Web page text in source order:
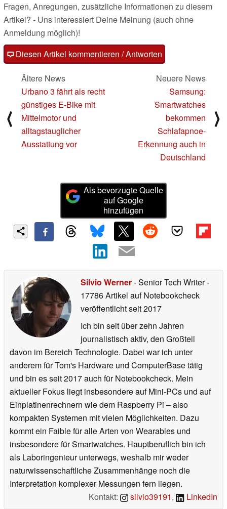
Fragen, Anregungen, zusätzliche Informationen zu diesem
Artikel? - Uns interessiert Deine Meinung (auch ohne
Anmeldung möglich)!
Diesen Artikel kommentieren / Antworten
⟨
Ältere News
Urbano 3 fährt als recht
günstiges E-Bike mit
Mittelmotor und
alltagstauglicher
Ausstattung vor
Neuere News
Samsung:
Smartwatches
bekommen
Schlafapnoe-
Erkennung auch in
Deutschland
⟩
Als bevorzugte Quelle
auf Google
hinzufügen
Silvio Werner- Senior Tech Writer-
17786 Artikel auf Notebookcheck
veröffentlichtseit 2017
Ich bin seit über zehn Jahren
journalistisch aktiv, den Großteil
davon im Bereich Technologie. Dabei war ich unter
anderem für Tom's Hardware und ComputerBase tätig
und bin es seit 2017 auch für Notebookcheck. Mein
aktueller Fokus liegt insbesondere auf Mini-PCs und auf
Einplatinenrechnern wie dem Raspberry Pi – also
kompakten Systemen mit vielen Möglichkeiten. Dazu
kommt ein Faible für alle Arten von Wearables und
insbesondere für Smartwatches. Hauptberuflich bin ich
als Laboringenieur unterwegs, weshalb mir weder
naturwissenschaftliche Zusammenhänge noch die
Interpretation komplexer Messungen fern liegen.
Kontakt:
silvio39191, LinkedIn